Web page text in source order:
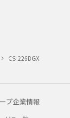
CS-226DGX
プ企業情報